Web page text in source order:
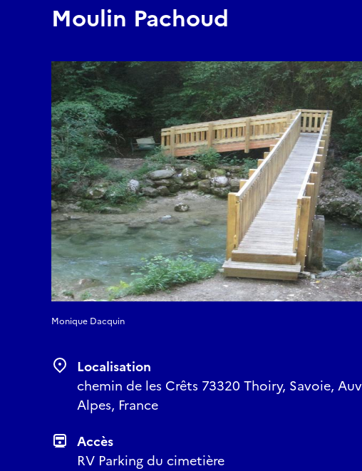
Moulin Pachoud
Monique Dacquin
Localisation
chemin de les Crêts 73320 Thoiry, Savoie,
Alpes, France
Accès
RV Parking du cimetière